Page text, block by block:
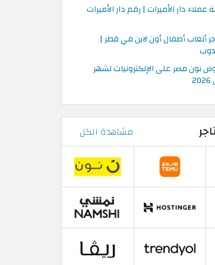
عملاء دار الأميرات | رقم دار الأميرات
ألعاب أطفال أون لاين في قطر |
نون مصر على الإلكترونيات لشهر
مشاهدة الكل